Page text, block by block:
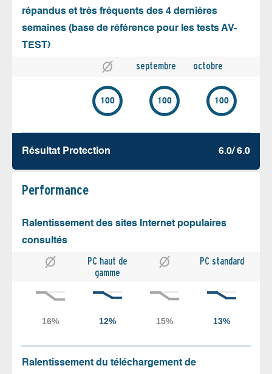
répandus et très fréquents des 4 dernières
semaines (base de référence pour les tests AV-
TEST)
septembre octobre
100 100 100
Résultat Protection 6.0/ 6.0
Performance
Ralentissement des sites Internet populaires
consultés
PC haut de
gamme
PC standard
Ralentissement du téléchargement de